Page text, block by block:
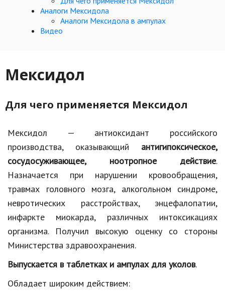
Аналоги Мексидола
Аналоги Мексидола в ампулах
Видео
Мексидол
Для чего применяется Мексидол
Мексидол — антиоксидант российского
производства, оказывающий антигипоксическое,
сосудосуживающее, ноотропное действие.
Назначается при нарушении кровообращения,
травмах головного мозга, алкогольном синдроме,
невротических расстройствах, энцефалопатии,
инфаркте миокарда, различных интоксикациях
организма. Получил высокую оценку со стороны
Министерства здравоохранения.
Выпускается в таблетках и ампулах для уколов.
Обладает широким действием: